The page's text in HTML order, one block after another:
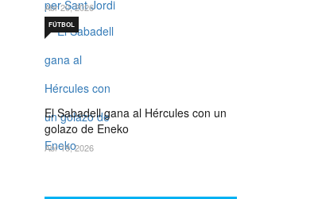
Abr 20, 2026
El Sabadell gana al Hércules con un
golazo de Eneko
FÚTBOL
Abr 19, 2026